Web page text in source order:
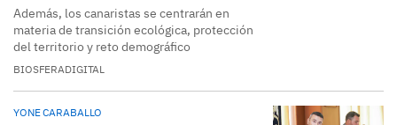
Además, los canaristas se centrarán en
materia de transición ecológica, protección
del territorio y reto demográfico
BIOSFERADIGITAL
YONE CARABALLO